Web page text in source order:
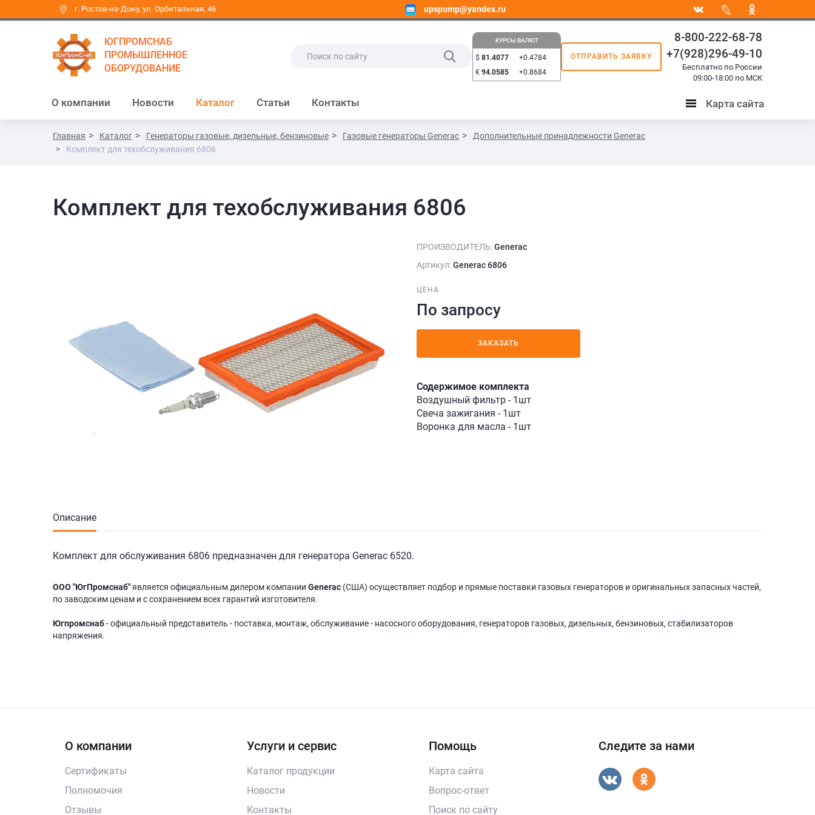
г. Ростов-на-Дону, ул. Орбитальная, 46 upspump@yandex.ru
ЮГПРОМСНАБ
ПРОМЫШЛЕННОЕ
ОБОРУДОВАНИЕ
КУРСЫ ВАЛЮТ
$ 81.4077
€ 94.0585
+0.4784
+0.8684
ОТПРАВИТЬ ЗАЯВКУ
8-800-222-68-78
+7(928)296-49-10
Бесплатно по России
09:00-18:00 по МСК
О компании Новости Каталог Статьи Контакты
Карта
сайта
Карта сайта
Главная Каталог Генераторы газовые, дизельные, бензиновые Газовые генераторы Generac
Дополнительные принадлежности Generac
Комплект для техобслуживания 6806
Комплект для техобслуживания 6806
ПРОИЗВОДИТЕЛЬ:Generac
Артикул:Generac 6806
ЦЕНА
По запросу
ЗАКАЗАТЬ
Содержимое комплекта
Воздушный фильтр - 1шт
Свеча зажигания - 1шт
Воронка для масла - 1шт
Описание
Комплект для обслуживания 6806 предназначен для генератора Generac 6520.
ООО "ЮгПромснаб"является официальным дилером компании Generac (США) осуществляет подбор и прямые поставки газовых генераторов и оригинальных запасных частей,
по заводским ценам и с сохранением всех гарантий изготовителя.
Югпромснаб- официальный представитель - поставка, монтаж, обслуживание - насосного оборудования, генераторов газовых, дизельных, бензиновых, стабилизаторов
напряжения.
О компании
Сертификаты
Полномочия
Отзывы
Услуги и сервис
Каталог продукции
Новости
Контакты
Помощь
Карта сайта
Вопрос-ответ
Поиск по сайту
Следите за нами